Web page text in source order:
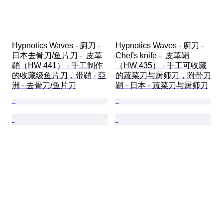
Hypnotics Waves - 廚刀 -
日本去骨刀/鱼片刀 -  皮革
鞘（HW 441） - 手工制作
的收藏级鱼片刀，带鞘 - 亞
洲 - 去骨刀/鱼片刀
Hypnotics Waves - 廚刀 -
Chef's knife -  皮革鞘
（HW 435） - 手工可收藏
的蔬菜刀与厨师刀，附带刀
鞘 - 日本 - 蔬菜刀与厨师刀